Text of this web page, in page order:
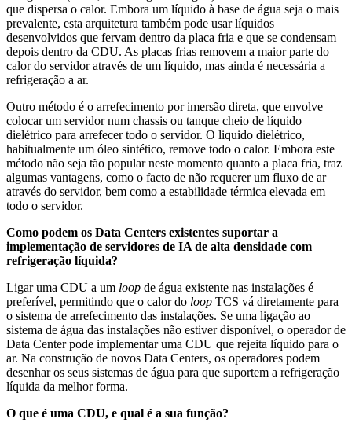
que dispersa o calor. Embora um líquido à base de água seja o mais
prevalente, esta arquitetura também pode usar líquidos
desenvolvidos que fervam dentro da placa fria e que se condensam
depois dentro da CDU. As placas frias removem a maior parte do
calor do servidor através de um líquido, mas ainda é necessária a
refrigeração a ar.
Outro método é o arrefecimento por imersão direta, que envolve
colocar um servidor num chassis ou tanque cheio de líquido
dielétrico para arrefecer todo o servidor. O liquido dielétrico,
habitualmente um óleo sintético, remove todo o calor. Embora este
método não seja tão popular neste momento quanto a placa fria, traz
algumas vantagens, como o facto de não requerer um fluxo de ar
através do servidor, bem como a estabilidade térmica elevada em
todo o servidor.
Como podem os Data Centers existentes suportar a
implementação de servidores de IA de alta densidade com
refrigeração líquida?
Ligar uma CDU a um loop de água existente nas instalações é
preferível, permitindo que o calor do loop TCS vá diretamente para
o sistema de arrefecimento das instalações. Se uma ligação ao
sistema de água das instalações não estiver disponível, o operador de
Data Center pode implementar uma CDU que rejeita líquido para o
ar. Na construção de novos Data Centers, os operadores podem
desenhar os seus sistemas de água para que suportem a refrigeração
líquida da melhor forma.
O que é uma CDU, e qual é a sua função?